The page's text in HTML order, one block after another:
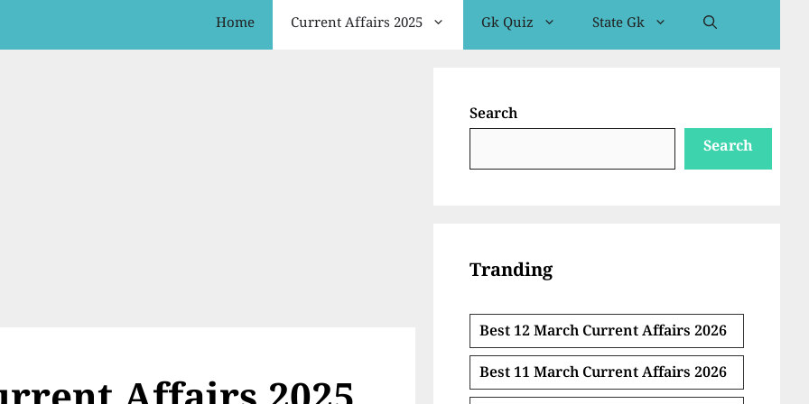
Home Current Affairs 2025 Gk Quiz State Gk
Search
Search
Tranding
Best 12 March Current Affairs 2026
Best 11 March Current Affairs 2026